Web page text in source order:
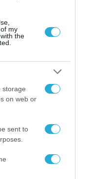
my
the
storage
on web or
sent to